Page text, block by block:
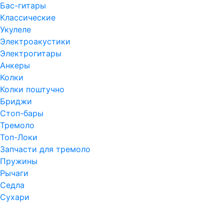
Бас-гитары
Классические
Укулеле
Электроакустики
Электрогитары
Анкеры
Колки
Колки поштучно
Бриджи
Стоп-бары
Тремоло
Топ-Локи
Запчасти для тремоло
Пружины
Рычаги
Седла
Сухари